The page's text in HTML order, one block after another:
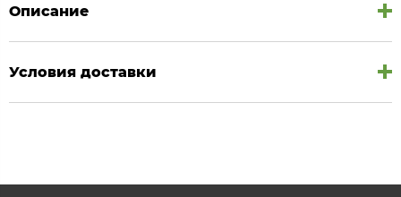
Описание
Условия доставки